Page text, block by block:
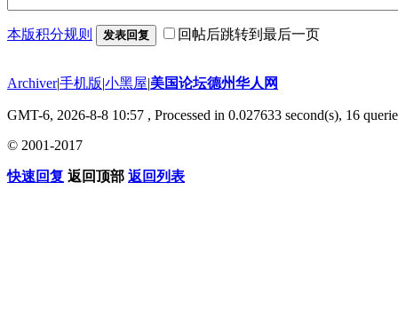
本版积分规则 发表回复 回帖后跳转到最后一页
Archiver|手机版|小黑屋|美国论坛德州华人网
GMT-6, 2026-8-8 10:57 , Processed in 0.027633 second(s), 16
© 2001-2017
快速回复 返回顶部 返回列表